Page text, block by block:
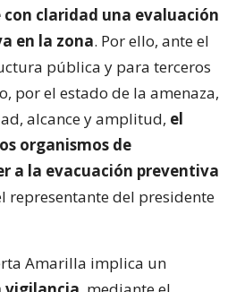
claridad una evaluación
en la zona. Por ello, ante el
pública y para terceros
por el estado de la amenaza,
alcance y amplitud, el
organismos de
a la evacuación preventiva
representante del presidente
Amarilla implica un